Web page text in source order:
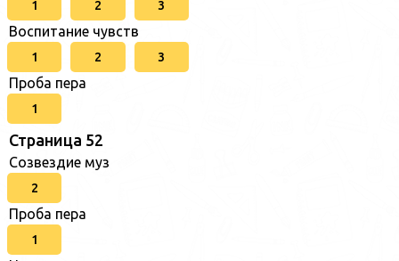
1 2 3
Воспитание чувств
1 2 3
Проба пера
1
Страница 52
Созвездие муз
2
Проба пера
1